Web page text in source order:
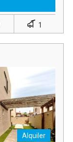
1
Alquiler